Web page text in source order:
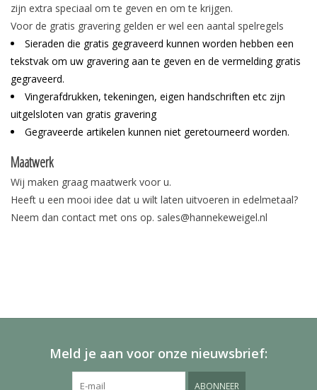
zijn extra speciaal om te geven en om te krijgen.
Voor de gratis gravering gelden er wel een aantal spelregels
Sieraden die gratis gegraveerd kunnen worden hebben een
tekstvak om uw gravering aan te geven en de vermelding gratis
gegraveerd.
Vingerafdrukken, tekeningen, eigen handschriften etc zijn
uitgelsloten van gratis gravering
Gegraveerde artikelen kunnen niet geretourneerd worden.
Maatwerk
Wij maken graag maatwerk voor u.
Heeft u een mooi idee dat u wilt laten uitvoeren in edelmetaal?
Neem dan contact met ons op. sales@hannekeweigel.nl
Meld je aan voor onze nieuwsbrief:
ABONNEER